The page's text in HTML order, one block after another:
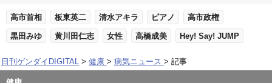
高市首相 板東英二 清水アキラ ピアノ 高市政権
黒田みゆ 黄川田仁志 女性 高橋成美 Hey! Say! JUMP
日刊ゲンダイDIGITAL 健康 病気ニュース 記事